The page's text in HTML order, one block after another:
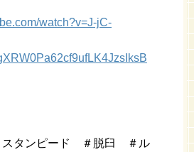
watch?v=J-jC-
スタンピード ＃脱臼 ＃ル